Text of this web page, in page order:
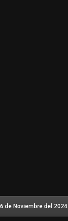
6 de Noviembre del 2024